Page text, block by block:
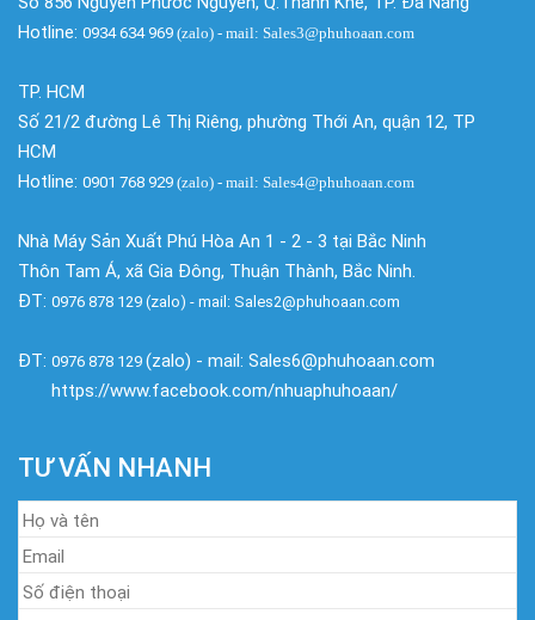
Hotline: 0934 634 969 (zalo) - mail: Sales3@phuhoaan.com
TP. HCM
Số 21/2 đường Lê Thị Riêng, phường Thới An, quận 12, TP
HCM
Hotline: 0901 768 929 (zalo) - mail: Sales4@phuhoaan.com
Nhà Máy Sản Xuất Phú Hòa An 1 - 2 - 3 tại Bắc Ninh
Thôn Tam Á, xã Gia Đông, Thuận Thành, Bắc Ninh.
ĐT: 0976 878 129 (zalo) - mail: Sales2@phuhoaan.com
ĐT: 0976 878 129 (zalo) - mail: Sales6@phuhoaan.com
https://www.facebook.com/nhuaphuhoaan/
TƯ VẤN NHANH